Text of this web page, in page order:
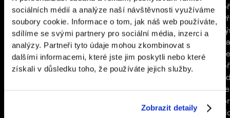
sociálních médií a analýze naší návštěvnosti využíváme
soubory cookie. Informace o tom, jak náš web používáte,
sdílíme se svými partnery pro sociální média, inzerci a
analýzy. Partneři tyto údaje mohou zkombinovat s
dalšími informacemi, které jste jim poskytli nebo které
získali v důsledku toho, že používáte jejich služby.
Zobrazit detaily
aplikaci, která z toho udělala
nejchytřejší fotobudku na trhu.
frustrujícího
hlavolamu na hladký
proces. Díky aplikaci
se každodenní
logistické výzvy
stávají otázkou
několika kliknutí.